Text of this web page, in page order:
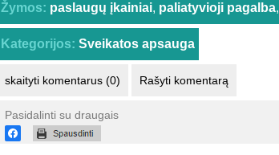
Žymos: paslaugų įkainiai, paliatyvioji pagalba,
Kategorijos: Sveikatos apsauga
skaityti komentarus (0) Rašyti komentarą
Pasidalinti su draugais